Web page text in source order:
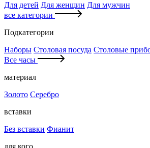
Для детей Для женщин Для мужчин
все категории
Подкатегории
Наборы Столовая посуда Столовые
Все часы
материал
Золото Серебро
вставки
Без вставки Фианит
для кого